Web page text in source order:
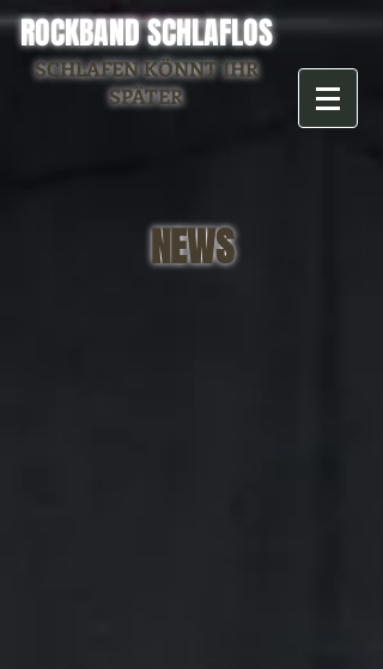
ROCKBAND SCHLAFLOS
SCHLAFEN KÖNNT IHR
SPÄTER
NEWS